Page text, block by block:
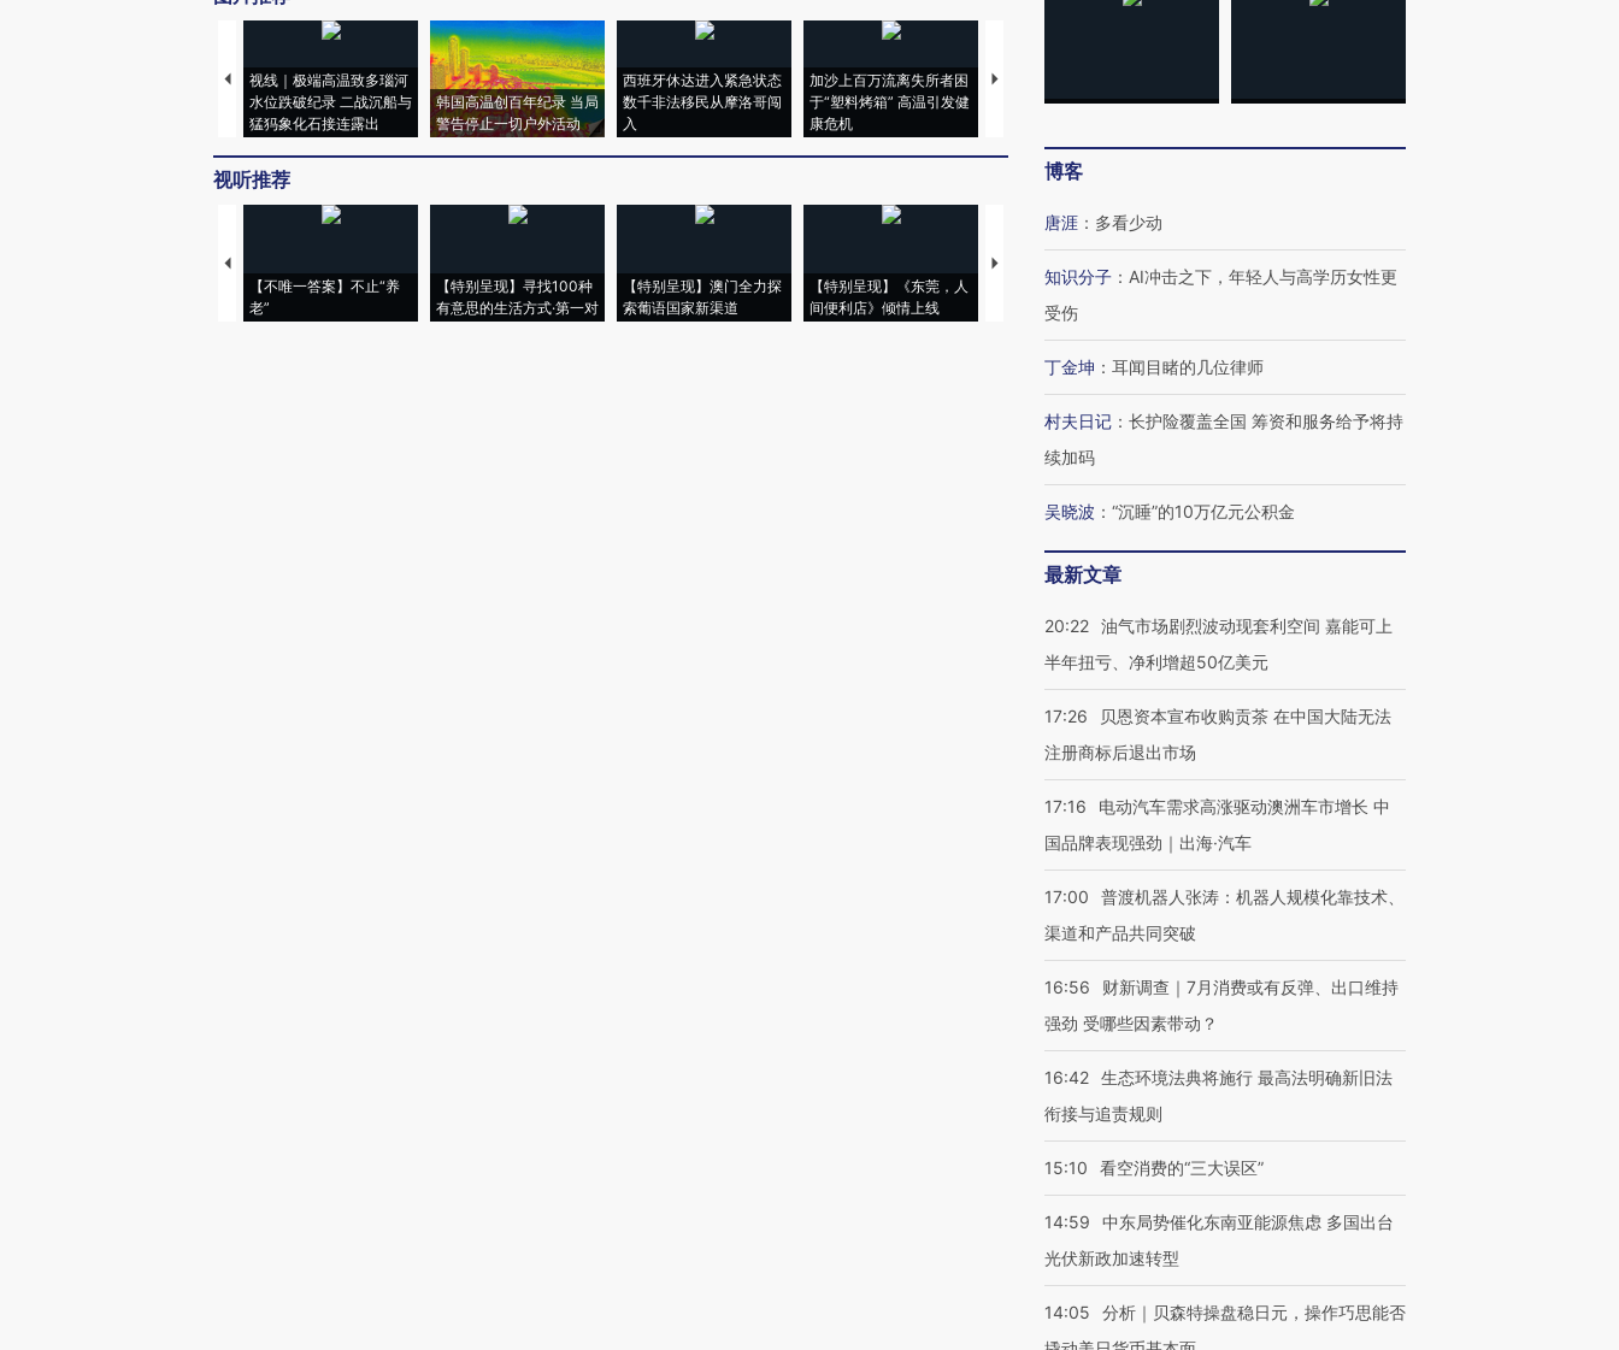
视线｜极端高温致多瑙河
水位跌破纪录 二战沉船与
猛犸象化石接连露出
韩国高温创百年纪录 当局
警告停止一切户外活动
西班牙休达进入紧急状态
数千非法移民从摩洛哥闯
入
加沙上百万流离失所者困
于“塑料烤箱” 高温引发健
康危机
视线｜HYROX的吸金
术：是什么让中产们甘
粒摇头丸 尿检体内含3种
度Z世代 用街头抗争将教
视听推荐
【不唯一答案】不止“养
老”
【特别呈现】寻找100种
有意思的生活方式·第一对
【特别呈现】澳门全力探
索葡语国家新渠道
【特别呈现】《东莞，人
间便利店》倾情上线
【推广】走进第四届链博
会，让数智科技“链”接产
【特别呈现】寻找100种
【商旅对话】华住集团
CFO：不靠规模取胜，华
博客
唐涯 ： 多看少动
知识分子 ： AI冲击之下，年轻人与高学历女性更
受伤
丁金坤 ： 耳闻目睹的几位律师
村夫日记 ： 长护险覆盖全国 筹资和服务给予将持
续加码
吴晓波 ： “沉睡”的10万亿元公积金
最新文章
20:22 油气市场剧烈波动现套利空间 嘉能可上
半年扭亏、净利增超50亿美元
17:26
贝恩资本宣布收购贡茶 在中国大陆无法
注册商标后退出市场
17:16
电动汽车需求高涨驱动澳洲车市增长 中
国品牌表现强劲｜出海·汽车
17:00
普渡机器人张涛：机器人规模化靠技术、
渠道和产品共同突破
16:56
财新调查｜7月消费或有反弹、出口维持
强劲 受哪些因素带动？
16:42 生态环境法典将施行 最高法明确新旧法
衔接与追责规则
15:10 看空消费的“三大误区”
14:59
中东局势催化东南亚能源焦虑 多国出台
光伏新政加速转型
14:05
分析｜贝森特操盘稳日元，操作巧思能否